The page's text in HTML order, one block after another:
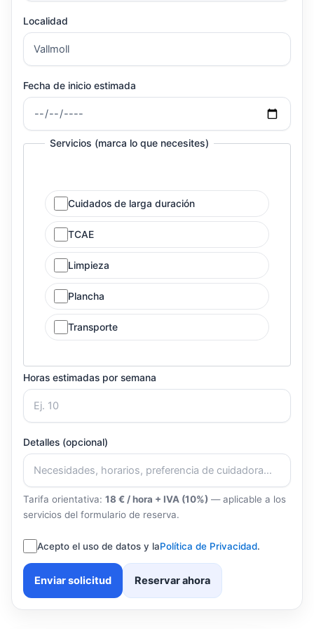
Localidad
Fecha de inicio estimada
Servicios (marca lo que necesites)
Cuidados de larga duración
TCAE
Limpieza
Plancha
Transporte
Horas estimadas por semana
Detalles (opcional)
Tarifa orientativa: 18 € / hora + IVA (10%) — aplicable a los
servicios del formulario de reserva.
Acepto el uso de datos y laPolítica de Privacidad.
Enviar solicitud Reservar ahora